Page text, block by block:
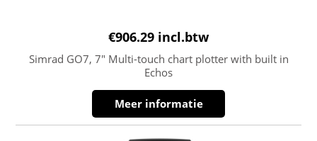
€906.29 incl.btw
Simrad GO7, 7″ Multi-touch chart plotter with built in
Echos
Meer informatie